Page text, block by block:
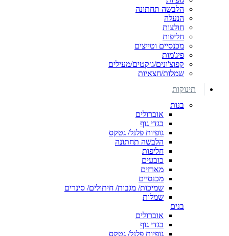
הלבשה תחתונה
הנעלה
חולצות
חליפות
מכנסיים וטייצים
פיג'מות
קפוצ'ונים/ג׳קטים/מעילים
שמלות/חצאיות
תינוקות
בנות
אוברולים
בגדי גוף
גופיות פלנל/ גטקס
הלבשה תחתונה
חליפות
כובעים
מארזים
מכנסיים
שמיכות/ מגבות/ חיתולים/ סינרים
שמלות
בנים
אוברולים
בגדי גוף
גופיות פלנל/ גטקס